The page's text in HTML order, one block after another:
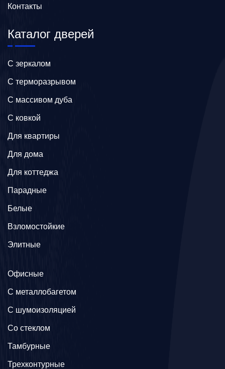
Контакты
Каталог дверей
C зеркалом
C терморазрывом
C массивом дуба
C ковкой
Для квартиры
Для дома
Для коттеджа
Парадные
Белые
Взломостойкие
Элитные
Офисные
C металлобагетом
С шумоизоляцией
Со стеклом
Тамбурные
Трехконтурные